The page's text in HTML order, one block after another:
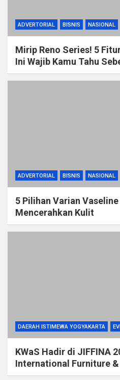
ADVERTORIAL BISNIS NASIONAL
Mirip Reno Series! 5
Ini Wajib Kamu Tahu
ADVERTORIAL BISNIS NASIONAL
5 Pilihan Varian
Mencerahkan Kulit
DAERAH ISTIMEWA YOGYAKARTA
KWaS Hadir di JIFFINA
International Furniture